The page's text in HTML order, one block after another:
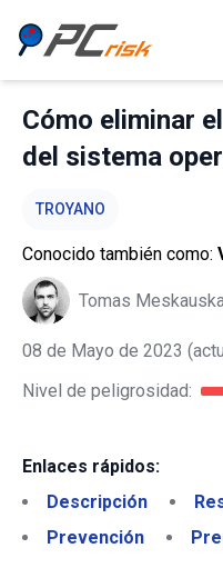
Cómo eliminar
del sistema
TROYANO
Conocido también como:
Tomas
08 de Mayo de 2023
Nivel de peligrosidad:
Enlaces rápidos:
Descripción
Prevención